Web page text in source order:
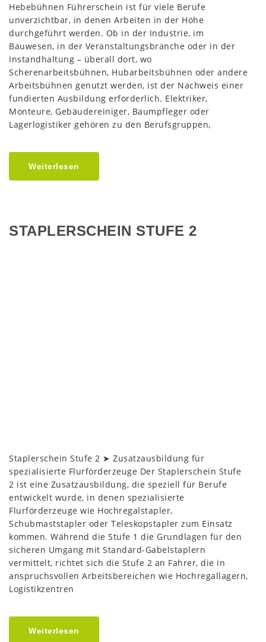
Hebebühnen Führerschein ist für viele Berufe
unverzichtbar, in denen Arbeiten in der Höhe
durchgeführt werden. Ob in der Industrie, im
Bauwesen, in der Veranstaltungsbranche oder in der
Instandhaltung – überall dort, wo
Scherenarbeitsbühnen, Hubarbeitsbühnen oder andere
Arbeitsbühnen genutzt werden, ist der Nachweis einer
fundierten Ausbildung erforderlich. Elektriker,
Monteure, Gebäudereiniger, Baumpfleger oder
Lagerlogistiker gehören zu den Berufsgruppen,
Weiterlesen
STAPLERSCHEIN STUFE 2
Staplerschein Stufe 2 ➤ Zusatzausbildung für
spezialisierte Flurförderzeuge Der Staplerschein Stufe
2 ist eine Zusatzausbildung, die speziell für Berufe
entwickelt wurde, in denen spezialisierte
Flurförderzeuge wie Hochregalstapler,
Schubmaststapler oder Teleskopstapler zum Einsatz
kommen. Während die Stufe 1 die Grundlagen für den
sicheren Umgang mit Standard-Gabelstaplern
vermittelt, richtet sich die Stufe 2 an Fahrer, die in
anspruchsvollen Arbeitsbereichen wie Hochregallagern,
Logistikzentren
Weiterlesen